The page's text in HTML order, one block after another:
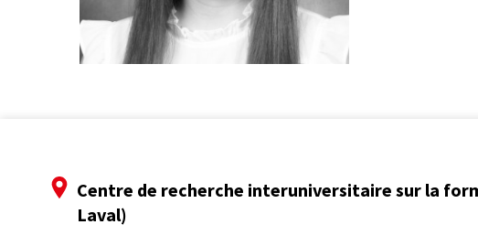
Centre de recherche interuniversitaire sur la
Laval)